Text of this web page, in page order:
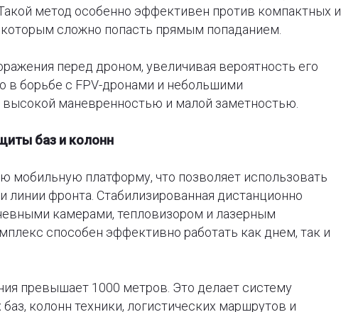
метод особенно эффективен против компактных и
сложно попасть прямым попаданием.
перед дроном, увеличивая вероятность его
в борьбе с FPV-дронами и небольшими
маневренностью и малой заметностью.
баз и колонн
мобильную платформу, что позволяет использовать
линии фронта. Стабилизированная дистанционно
камерами, тепловизором и лазерным
способен эффективно работать как днем, так и
превышает 1000 метров. Это делает систему
колонн техники, логистических маршрутов и